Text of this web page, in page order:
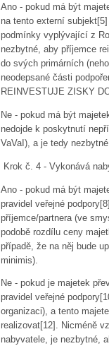
Ano - pokud má být
na tento externí
podmínky vyplývající z
nezbytné, aby příjemce
do svých primárních
neodepsané části
REINVESTUJE ZISKY
Ne - pokud má být
nedojde k poskytnutí
VaVaI), a je tedy
Krok č. 4 - Vykonává
Ano - pokud má být
pravidel veřejné
příjemce/partnera (ve
podobě rozdílu ceny
případě, že na něj bude
minimis).
Ne - pokud je majetek
pravidel veřejné
organizaci), a tento
realizovat[12]. Nicméně
nabyvatele, je nezbytné,